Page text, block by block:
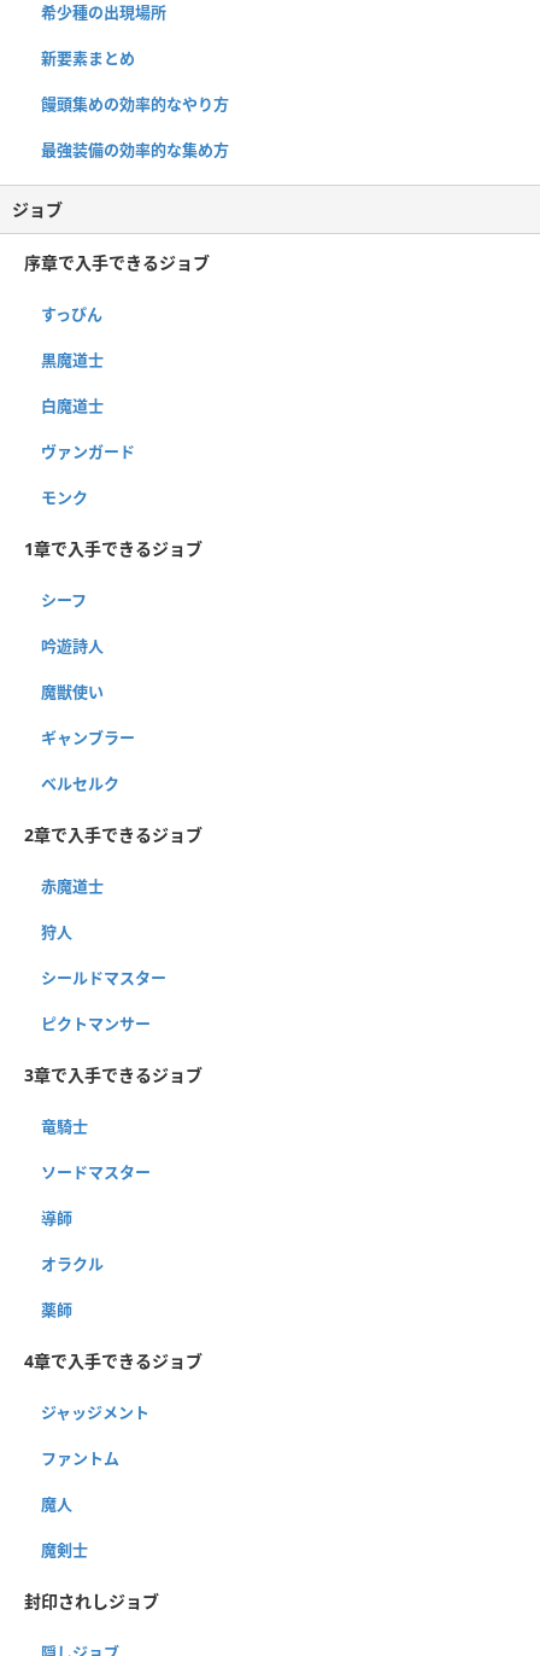
希少種の出現場所
新要素まとめ
饅頭集めの効率的なやり方
最強装備の効率的な集め方
ジョブ
序章で入手できるジョブ
すっぴん
黒魔道士
白魔道士
ヴァンガード
モンク
1章で入手できるジョブ
シーフ
吟遊詩人
魔獣使い
ギャンブラー
ベルセルク
2章で入手できるジョブ
赤魔道士
狩人
シールドマスター
ピクトマンサー
3章で入手できるジョブ
竜騎士
ソードマスター
導師
オラクル
薬師
4章で入手できるジョブ
ジャッジメント
ファントム
魔人
魔剣士
封印されしジョブ